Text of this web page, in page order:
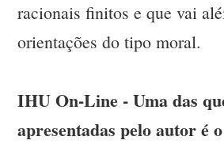
racionais finitos e que vai
orientações do tipo moral.
IHU On-Line - Uma das
apresentadas pelo autor é